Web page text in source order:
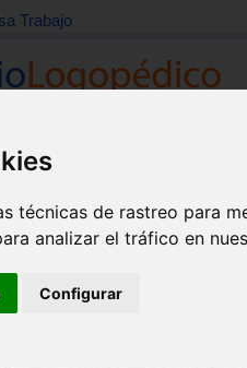
técnicas de rastreo para
analizar el tráfico en
Configurar
Trabajo